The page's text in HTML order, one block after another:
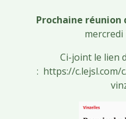
Prochaine réunion
mercredi
Ci-joint le lien
: https://